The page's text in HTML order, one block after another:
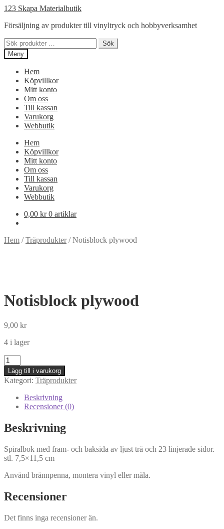
Hoppa
navigering
Hoppa
innehåll
123 Skapa Materialbutik
Försäljning av produkter till vinyltryck och hobbyverksamhet
Sök
efter:
Sök
Meny
Hem
Köpvillkor
Mitt konto
Om oss
Till kassan
Varukorg
Webbutik
Hem
Köpvillkor
Mitt konto
Om oss
Till kassan
Varukorg
Webbutik
0,00 kr 0 artiklar
Hem /Träprodukter/Notisblock plywood
Notisblock plywood
9,00 kr
4 i lager
Notisblock
plywood
mängd
Lägg till i varukorg
Kategori: Träprodukter
Beskrivning
Recensioner (0)
Beskrivning
Spiralbok med fram- och baksida av ljust trä och 23 linjerade sidor.
stl. 7,5×11,5 cm
Använd brännpenna, montera vinyl eller måla.
Recensioner
Det finns inga recensioner än.